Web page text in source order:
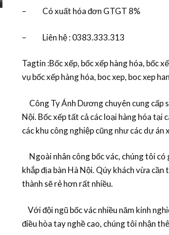
– Có xuất hóa đơn GTGT 8%
– Liên hệ : 0383.333.313
Tagtin :Bốc xếp, bốc xếp hàng hóa, bốc
vụ bốc xếp hàng hóa, boc xep, boc xep
Công Ty Ánh Dương chuyên cung cấp
Nội. Bốc xếp tất cả các loại hàng hóa tại
các khu công nghiệp cũng như các dự án
Ngoài nhân công bốc vác, chúng tôi có
khắp địa bàn Hà Nội. Qúy khách vừa cần
thành sẽ rẻ hơn rất nhiều.
Với đội ngũ bốc vác nhiều năm kinh
điều hòa tay nghề cao, chúng tôi nhận